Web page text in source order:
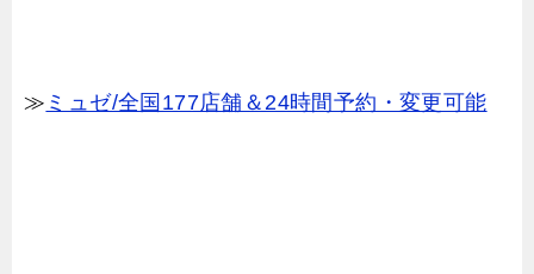
≫ ミュゼ/全国177店舗＆24時間予約・変更可能